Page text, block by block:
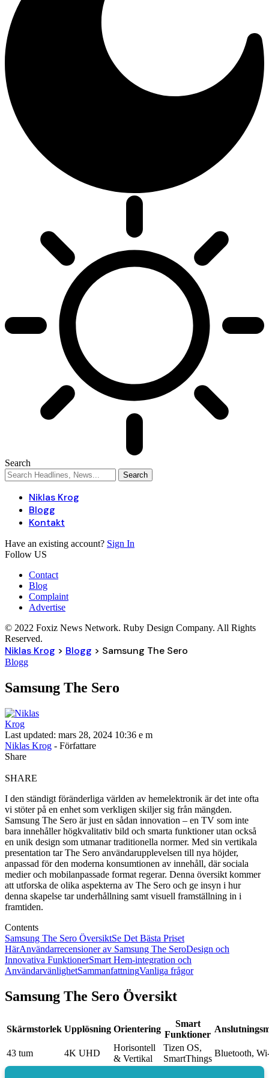
Search
Niklas Krog
Blogg
Kontakt
Have an existing account? Sign In
Follow US
Contact
Blog
Complaint
Advertise
© 2022 Foxiz News Network. Ruby Design Company. All Rights
Reserved.
Niklas Krog > Blogg > Samsung The Sero
Blogg
Samsung The Sero
Last updated: mars 28, 2024 10:36 e m
Niklas Krog - Författare
Share
SHARE
I den ständigt föränderliga världen av hemelektronik är det inte ofta
vi stöter på en enhet som verkligen skiljer sig från mängden.
Samsung The Sero är just en sådan innovation – en TV som inte
bara innehåller högkvalitativ bild och smarta funktioner utan också
en unik design som utmanar traditionella normer. Med sin vertikala
presentation tar The Sero användarupplevelsen till nya höjder,
anpassad för den moderna konsumtionen av innehåll, där sociala
medier och mobilanpassade format regerar. Denna översikt kommer
att utforska de olika aspekterna av The Sero och ge insyn i hur
denna skapelse tar underhållning samt visuell framställning in i
framtiden.
Contents
Samsung The Sero ÖversiktSe Det Bästa Priset
HärAnvändarrecensioner av Samsung The SeroDesign och
Innovativa FunktionerSmart Hem-integration och
AnvändarvänlighetSammanfattningVanliga frågor
Samsung The Sero Översikt
Skärmstorlek Upplösning Orientering
Smart
Funktioner
43 tum 4K UHD
Horisontell
& Vertikal
Tizen OS,
SmartThings
Bluetooth,